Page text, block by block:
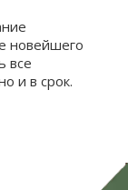
новейшего
все
и в срок.